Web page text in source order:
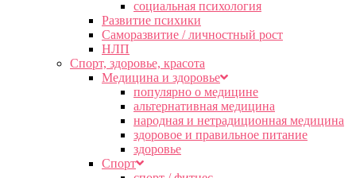
социальная психология
Развитие психики
Саморазвитие / личностный рост
НЛП
Спорт, здоровье, красота
Медицина и здоровье
популярно о медицине
альтернативная медицина
народная и нетрадиционная медицина
здоровое и правильное питание
здоровье
Спорт